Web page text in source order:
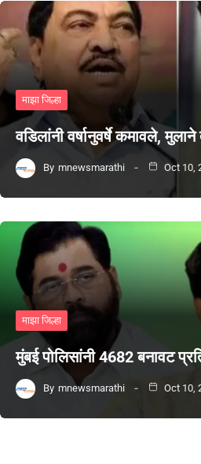
माझा जिल्हा
वडिलांनी वर्षानुवर्षे कमावले,
By mnewsmarathi Oct 10,
माझा जिल्हा
मुंबई पोलिसांनी 4682 बनावट
By mnewsmarathi Oct 10,